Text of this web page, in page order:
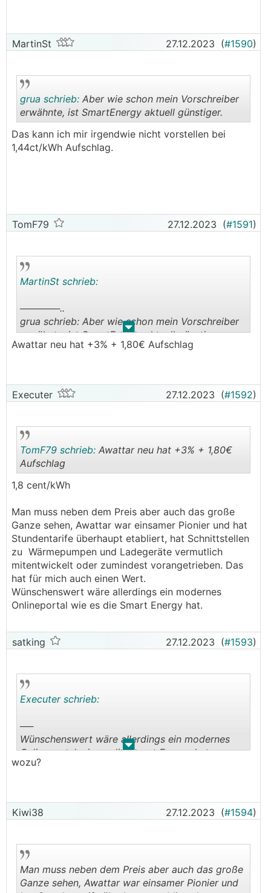
MartinSt 27.12.2023 (#1590)
grua schrieb: Aber wie schon mein Vorschreiber
erwähnte, ist SmartEnergy aktuell günstiger.
Das kann ich mir irgendwie nicht vorstellen bei
1,44ct/kWh Aufschlag.
TomF79 27.12.2023 (#1591)
. .
MartinSt schrieb:
──────..
grua schrieb: Aber wie schon mein Vorschreiber
erwähnte, ist SmartEnergy aktuell günstiger.
───────────────
1,44ct/kWh Aufschlag.
Awattar neu hat +3% + 1,80€ Aufschlag
Executer 27.12.2023 (#1592)
TomF79 schrieb: Awattar neu hat +3% + 1,80€
Aufschlag
1,8 cent/kWh
Man muss neben dem Preis aber auch das große
Ganze sehen, Awattar war einsamer Pionier und hat
Stundentarife überhaupt etabliert, hat Schnittstellen
zu Wärmepumpen und Ladegeräte vermutlich
mitentwickelt oder zumindest vorangetrieben. Das
hat für mich auch einen Wert.
Wünschenswert wäre allerdings ein modernes
Onlineportal wie es die Smart Energy hat.
satking 27.12.2023 (#1593)
. .
Executer schrieb:
──
Wünschenswert wäre allerdings ein modernes
Onlineportal wie es die Smart Energy hat.
wozu?
Kiwi38 27.12.2023 (#1594)
Man muss neben dem Preis aber auch das große
Ganze sehen, Awattar war einsamer Pionier und